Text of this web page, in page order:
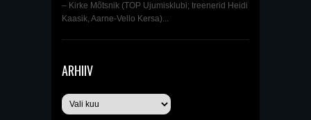
– Kirke Mõtsnik (TOP Ujumisklubi; treenerid Heidi
Kaasik, Aarne-Vello Kersa)...
ARHIIV
Arhiiv